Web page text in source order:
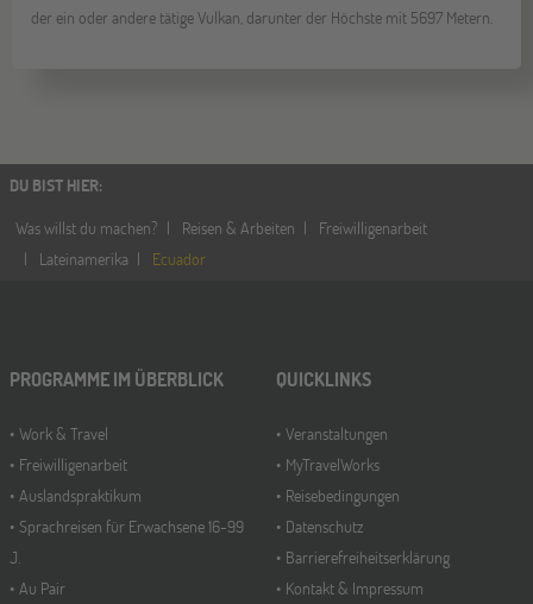
der ein oder andere tätige Vulkan, darunter der Höchste mit 5697 Metern.
DU BIST HIER:
Was willst du machen?
Reisen & Arbeiten
Freiwilligenarbeit
Lateinamerika
Ecuador
PROGRAMME IM ÜBERBLICK
Work & Travel
Freiwilligenarbeit
Auslandspraktikum
Sprachreisen für Erwachsene 16-99
J.
Au Pair
QUICKLINKS
Veranstaltungen
MyTravelWorks
Reisebedingungen
Datenschutz
Barrierefreiheitserklärung
Kontakt & Impressum